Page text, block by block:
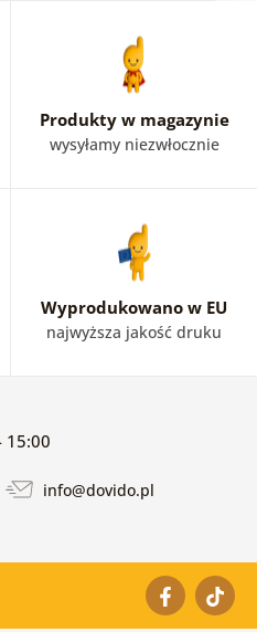
Produkty w magazynie
wysyłamy niezwłocznie
Wyprodukowano w EU
najwyższa jakość druku
15:00
info@dovido.pl